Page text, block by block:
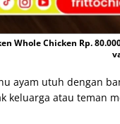
Whole Chicken Rp.
ayam utuh dengan
keluarga atau teman